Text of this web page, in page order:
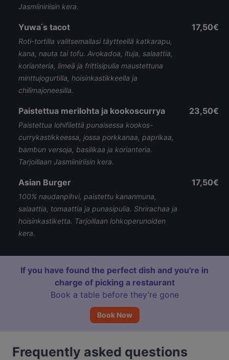
Jasmiiniriisin kera.
Yuwa ́s tacot
Roti-tortilla valitsemallasi täytteellä katkarapu,
kana, nauta tai tofu. Avokadoa, ituja, salaattia,
korianteria, limeä ja frittisipulia maustettuna
minttujogurtilla, hoisinkastikkeella ja
chilimajoneesilla.
17,50€
Paistettua merilohta ja kookoscurrya
Paistettua lohifilettä punaisessa kookos-
currykastikkeessa, jossa porkkanaa, paprikaa,
bambun versoja, basilikaa ja korianteria.
Tarjoillaan Jasmiiniriisin kera.
23,50€
Asian Burger
100% naudanpihvi, paistettu kananmuna,
salaattia, tomaattia ja punasipulia. Shrirachaa ja
hoisinkastiketta. Tarjoillaan lohkoperunoiden
kera.
17,50€
If you have found the perfect dish and you're in
charge of picking a restaurant
Book a table before they’re gone
Book Now
Frequently asked questions